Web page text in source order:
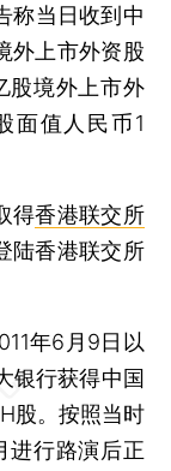
当日收到中
外上市外资股
股境外上市外
面值人民币1
得香港联交所
陆香港联交所
年6月9日以
银行获得中国
股。按照当时
进行路演后正